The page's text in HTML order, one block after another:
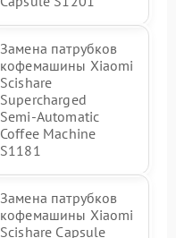
Замена патрубков
кофемашины Xiaomi
Scishare
Supercharged
Semi‑Automatic
Coffee Machine
S1181
Замена патрубков
кофемашины Xiaomi
Scishare Capsule